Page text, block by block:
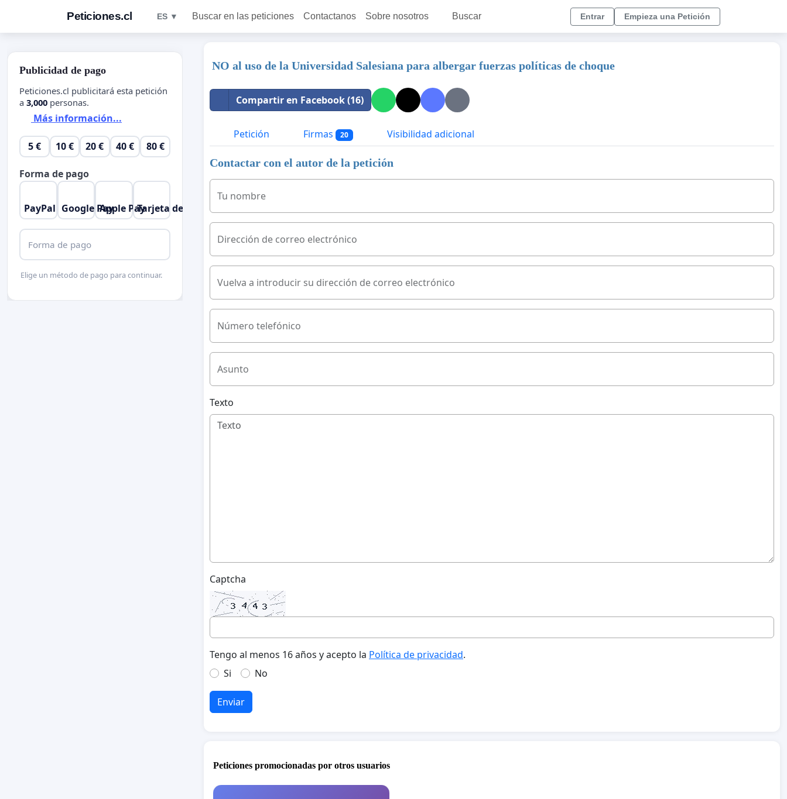
Peticiones.cl ES ▼ Buscar en las peticiones Contactanos Sobre nosotros Buscar Entrar Empieza una Petición
NO al uso de la Universidad Salesiana para albergar fuerzas políticas de choque
Compartir en Facebook (16)
Petición Firmas 20 Visibilidad adicional
Contactar con el autor de la petición
Tu nombre
Dirección de correo electrónico
Vuelva a introducir su dirección de correo electrónico
Número telefónico
Asunto
Texto
Captcha
Tengo al menos 16 años y acepto la Política de privacidad.
Si
No
Enviar
Peticiones promocionadas por otros usuarios
Publicidad de pago
Peticiones.cl publicitará esta petición
a 3,000 personas.
Más información...
5 € 10 € 20 € 40 € 80 €
Forma de pago
PayPal Google PayApple PayTarjeta de crédito
Forma de pago
Elige un método de pago para continuar.